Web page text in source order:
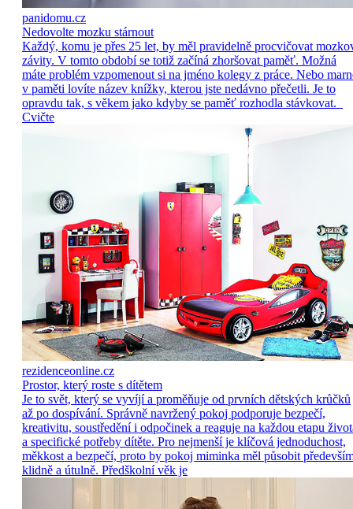
panidomu.cz
Nedovolte mozku stárnout
Každý, komu je přes 25 let, by měl pravidelně procvičovat
závity. V tomto období se totiž začíná zhoršovat paměť. Možná
máte problém vzpomenout si na jméno kolegy z práce. Nebo
v paměti lovíte název knížky, kterou jste nedávno přečetli. Je to
opravdu tak, s věkem jako kdyby se paměť rozhodla stávkovat.
Cvičte
rezidenceonline.cz
Prostor, který roste s dítětem
Je to svět, který se vyvíjí a proměňuje od prvních dětských krůčků
až po dospívání. Správně navržený pokoj podporuje bezpečí,
kreativitu, soustředění i odpočinek a reaguje na každou etapu
a specifické potřeby dítěte. Pro nejmenší je klíčová jednoduchost,
měkkost a bezpečí, proto by pokoj miminka měl působit
klidně a útulně. Předškolní věk je